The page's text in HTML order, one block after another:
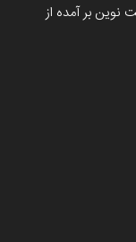
نوین بر آمده از